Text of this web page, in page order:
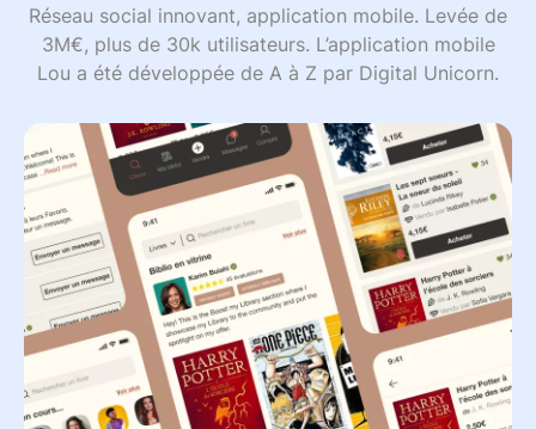
Réseau social innovant, application mobile. Levée de
3M€, plus de 30k utilisateurs. L’application mobile
Lou a été développée de A à Z par Digital Unicorn.